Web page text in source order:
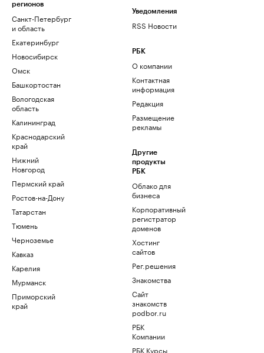
регионов
Санкт-Петербург
и область
Екатеринбург
Новосибирск
Омск
Башкортостан
Вологодская
область
Калининград
Краснодарский
край
Нижний
Новгород
Пермский край
Ростов-на-Дону
Татарстан
Тюмень
Черноземье
Кавказ
Карелия
Мурманск
Приморский
край
Уведомления
RSS Новости
РБК
О компании
Контактная
информация
Редакция
Размещение
рекламы
Другие
продукты
РБК
Облако для
бизнеса
Корпоративный
регистратор
доменов
Хостинг
сайтов
Рег.решения
Знакомства
Сайт
знакомств
podbor.ru
РБК
Компании
РБК Курсы